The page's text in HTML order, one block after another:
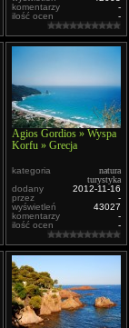
komentarzy
-
ilość ocen
-
Agios Gordios » Wyspa
Korfu » Grecja
kategoria
natura
turystyka
dodany
2012-11-16
przez
-
wyświetleń
43027
komentarzy
-
ilość ocen
-